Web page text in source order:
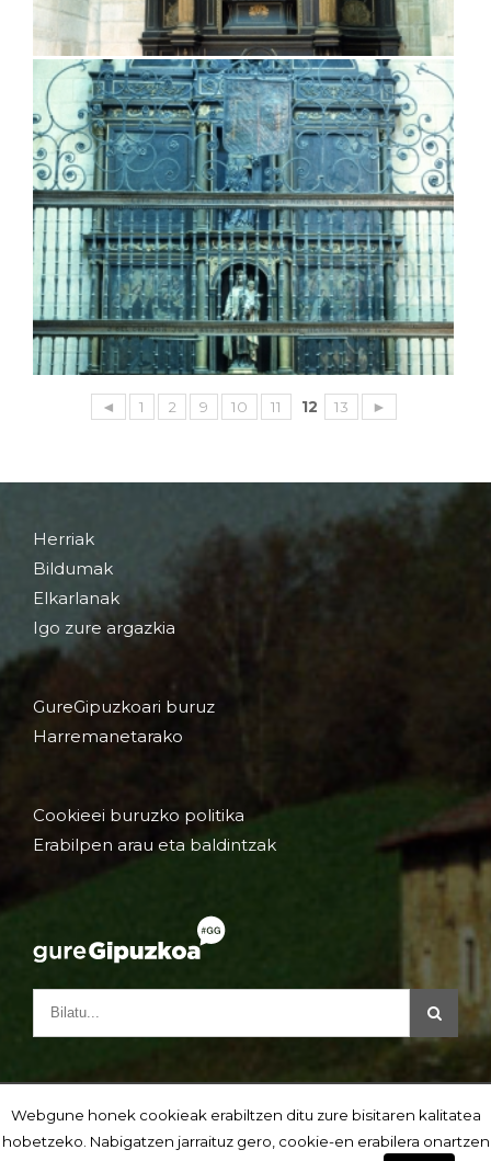
◄ 1 2 9 10 11 12 13 ►
Herriak
Bildumak
Elkarlanak
Igo zure argazkia
GureGipuzkoari buruz
Harremanetarako
Cookieei buruzko politika
Erabilpen arau eta baldintzak
Webgune honek cookieak erabiltzen ditu zure bisitaren kalitatea
hobetzeko. Nabigatzen jarraituz gero, cookie-en erabilera onartzen